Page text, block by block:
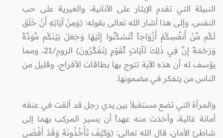
النبيلة التي تقدم الإيثار على الأنانية، والغيرية على حب
النفس، وإلى هذا أشار الله تعالى بقوله: (وَمِنْ آيَاتِهِ أَنْ خَلَقَ
لَكُم مِّنْ أَنفُسِكُمْ أَزْوَاجاً لِّتَسْكُنُوا إِلَيْهَا وَجَعَلَ بَيْنَكُم مَّوَدَّةً
وَرَحْمَةً إِنَّ فِي ذَلِكَ لَآيَاتٍ لِّقَوْمٍ يَتَفَكَّرُونَ) الروم/21، ومما
يؤسف له أن هذه الآية تتوج بها بطاقات الأفراح، وقليل من
الناس من يتفكر في مضمونها.
والمرأة التي تضع مستقبلاً بين يدي رجل قد ألقت في عنقه
أمانة غالية، وأخذت منه عهداً أن يسير المركب بهما إلى
شاطئ الأمان، قال الله تعالى: (وَكَيْفَ تَأْخُذُونَهُ وَقَدْ أَفْضَى